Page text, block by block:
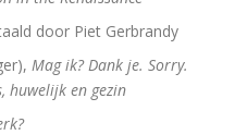
verborgen waren
Santiago
door Piet Gerbrandy
Mag ik? Dank je. Sorry.
huwelijk en gezin